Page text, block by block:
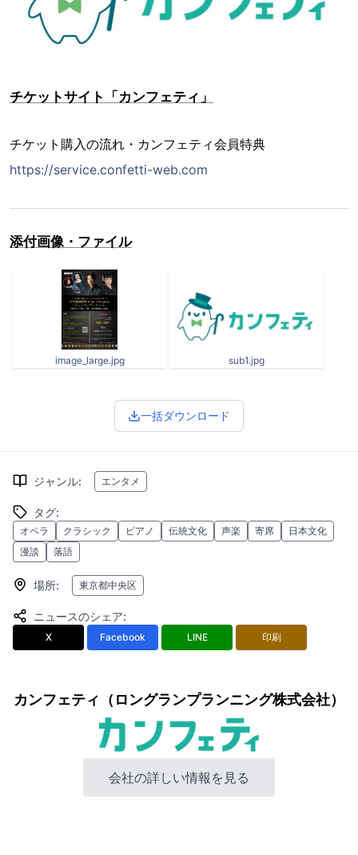
チケットサイト「カンフェティ」
チケット購入の流れ・カンフェティ会員特典
https://service.confetti-web.com
添付画像・ファイル
image_large.jpg sub1.jpg
一括ダウンロード
ジャンル: エンタメ
タグ:
オペラ クラシック ピアノ 伝統文化 声楽 寄席
日本文化
漫談
落語
場所: 東京都中央区
ニュースのシェア:
X Facebook LINE 印刷
カンフェティ（ロングランプランニング株式会社）
会社の詳しい情報を見る